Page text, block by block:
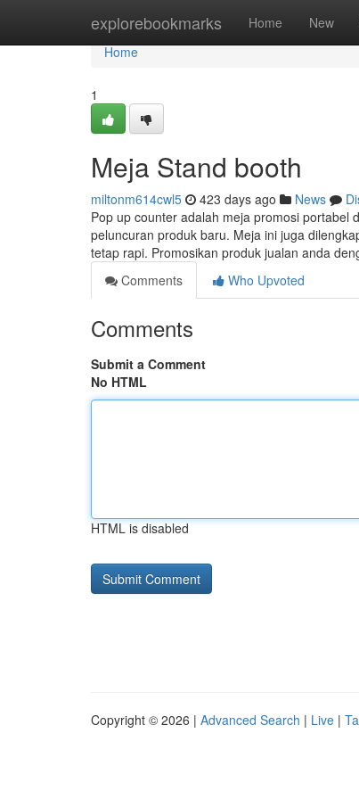
explorebookmarks Home New
Home
Home
1
Meja Stand booth
miltonm614cwl5 423 days ago News
Pop up counter adalah meja promosi portabel
peluncuran produk baru. Meja ini juga
tetap rapi. Promosikan produk jualan anda
Comments
Who Upvoted
Comments
Submit a Comment
No HTML
HTML is disabled
Copyright © 2026 | Advanced Search | Live |